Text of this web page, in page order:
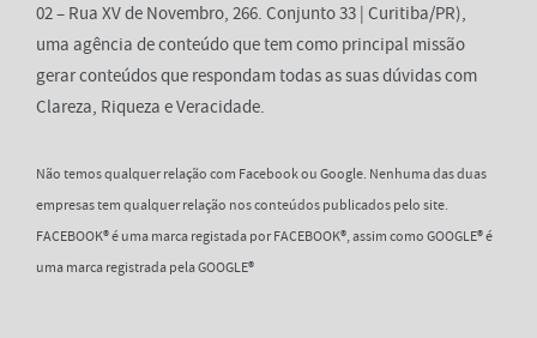
02 – Rua XV de Novembro, 266. Conjunto 33 | Curitiba/PR),
uma agência de conteúdo que tem como principal missão
gerar conteúdos que respondam todas as suas dúvidas com
Clareza, Riqueza e Veracidade.
Não temos qualquer relação com Facebook ou Google. Nenhuma das duas
empresas tem qualquer relação nos conteúdos publicados pelo site.
FACEBOOK® é uma marca registada por FACEBOOK®, assim como GOOGLE® é
uma marca registrada pela GOOGLE®